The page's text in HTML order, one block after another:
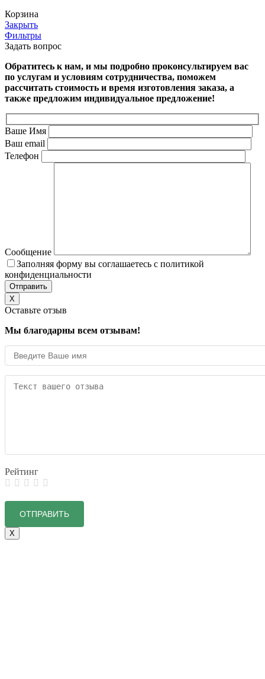
Корзина
Закрыть
Фильтры
Задать вопрос
Обратитесь к нам, и мы подробно проконсультируем вас
по услугам и условиям сотрудничества, поможем
рассчитать стоимость и время изготовления заказа, а
также предложим индивидуальное предложение!
Ваше Имя
Ваш email
Телефон
Сообщение
Заполняя форму вы соглашаетесь с политикой
конфиденциальности
X
Оставьте отзыв
Мы благодарны всем отзывам!
Рейтинг
X